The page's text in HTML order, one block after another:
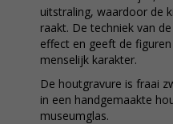
uitstraling, waardoor de
raakt. De techniek van
effect en geeft de
menselijk karakter.
De houtgravure is fraai
in een handgemaakte
museumglas.